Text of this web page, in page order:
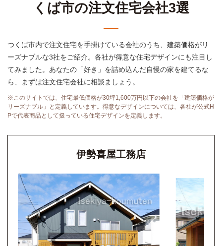
くば市の注文住宅会社3選
つくば市内で注文住宅を手掛けている会社のうち、建築価格がリ
ーズナブルな3社をご紹介。各社が得意な住宅デザインにも注目し
てみました。あなたの「好き」を詰め込んだ自慢の家を建てるな
ら、まずは注文住宅会社に相談ましょう。
※このサイトでは、住宅最低価格が30坪1,600万円以下の会社を「建築価格が
リーズナブル」と定義しています。得意なデザインについては、各社が公式H
Pで代表商品として扱っている住宅デザインを定義します。
伊勢喜屋工務店